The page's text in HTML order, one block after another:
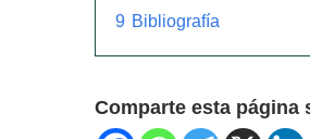
9 Bibliografía
Comparte esta página